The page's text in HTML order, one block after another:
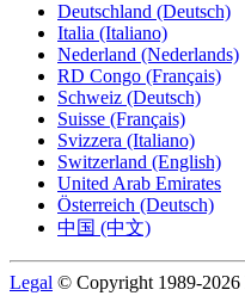
Deutschland (Deutsch)
Italia (Italiano)
Nederland (Nederlands)
RD Congo (Français)
Schweiz (Deutsch)
Suisse (Français)
Svizzera (Italiano)
Switzerland (English)
United Arab Emirates
Österreich (Deutsch)
中国 (中文)
Legal © Copyright 1989-2026